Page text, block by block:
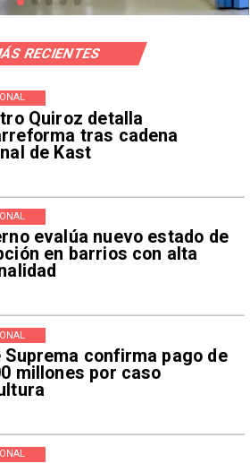
Quiroz detalla
tras cadena
de Kast
evalúa nuevo estado de
en barrios con alta
Suprema confirma pago de
millones por caso
RECIENTES